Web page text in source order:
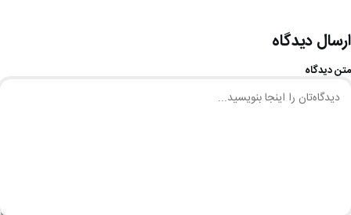
ارسال دیدگاه
متن دیدگاه